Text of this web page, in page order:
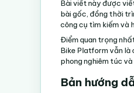
Bài viết này được
bài gốc, đồng thời
công cụ tìm kiếm và
Điểm quan trọng
Bike Platform vẫn là
phong nghiêm túc và
Bản hướng